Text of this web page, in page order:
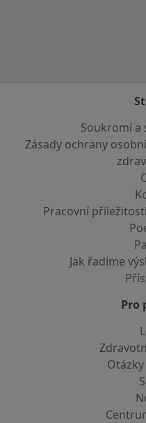
Soukromí a
Zásady ochrany
Pracovní příležitosti
Jak řadíme
Pro